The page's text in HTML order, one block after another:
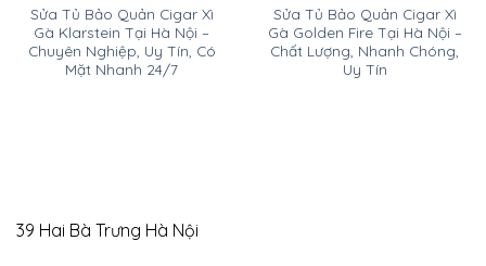
Sửa Tủ Bảo Quản Cigar Xì
Gà Klarstein Tại Hà Nội –
Chuyên Nghiệp, Uy Tín, Có
Mặt Nhanh 24/7
Sửa Tủ Bảo Quản Cigar Xì
Gà Golden Fire Tại Hà Nội –
Chất Lượng, Nhanh Chóng,
Uy Tín
39 Hai Bà Trưng Hà Nội